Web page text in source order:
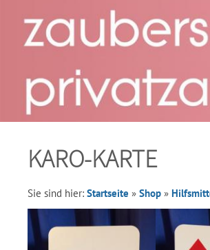
KARO-KARTE
Sie sind hier: Startseite » Shop »